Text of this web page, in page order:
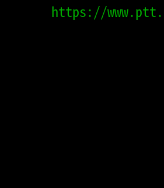
https://